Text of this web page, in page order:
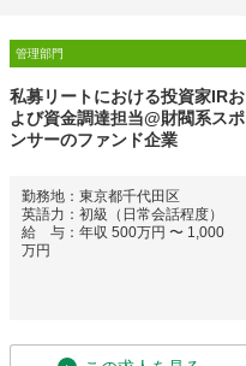
管理部門
私募リートにおける投資家IRお
よび資金調達担当@財閥系スポ
ンサーのファンド企業
勤務地：東京都千代田区
英語力：初級（日常会話程度）
給 与：年収 500万円 〜 1,000
万円